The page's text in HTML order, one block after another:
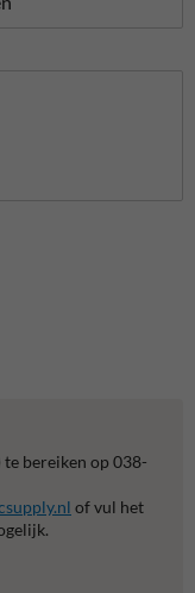
bereiken op 038-
of vul het